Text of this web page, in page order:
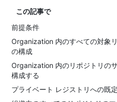
この記事で
前提条件
Organization 内のすべての対象
の構成
Organization 内のリポジトリの
構成する
プライベート レジストリへの既